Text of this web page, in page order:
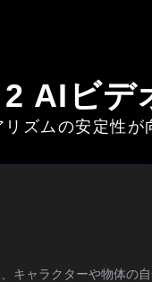
AIビデ
ズムの安定性
キャラクターや物体の